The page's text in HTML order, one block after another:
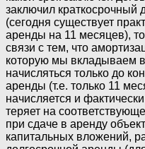
заключил краткосрочный
(сегодня существует
аренды на 11 месяцев),
связи с тем, что
которую мы вкладываем
начисляться только до
аренды (т.е. только 11
начисляется и
теряет на
при сдаче в аренду
капитальных вложений,